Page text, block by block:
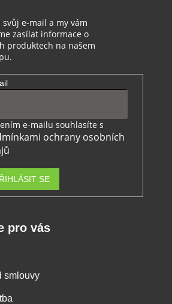
svůj e-mail a my vám
zasílat informace o
produktech na našem
e-mailu souhlasíte s
ochrany osobních
SE
pro vás
smlouvy